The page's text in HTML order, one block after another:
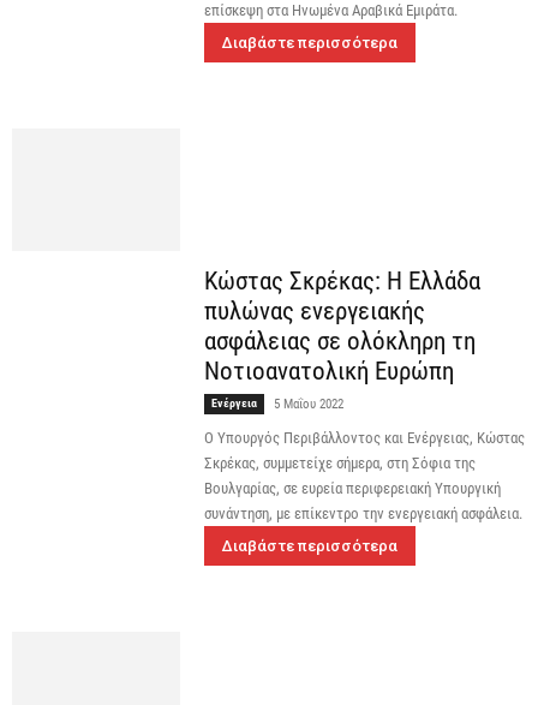
επίσκεψη στα Ηνωμένα Αραβικά Εμιράτα.
Διαβάστε περισσότερα
Κώστας Σκρέκας: Η Ελλάδα
πυλώνας ενεργειακής
ασφάλειας σε ολόκληρη τη
Νοτιοανατολική Ευρώπη
Ενέργεια 5 Μαΐου 2022
Ο Υπουργός Περιβάλλοντος και Ενέργειας, Κώστας
Σκρέκας, συμμετείχε σήμερα, στη Σόφια της
Βουλγαρίας, σε ευρεία περιφερειακή Υπουργική
συνάντηση, με επίκεντρο την ενεργειακή ασφάλεια.
Διαβάστε περισσότερα